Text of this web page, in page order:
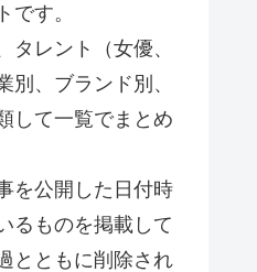
です。
タレント（女優、
別、ブランド別、
して一覧でまとめ
を公開した日付時
るものを掲載して
とともに削除され